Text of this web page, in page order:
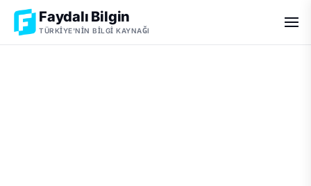
Faydalı Bilgin
TÜRKIYE'NIN BILGI KAYNAĞI